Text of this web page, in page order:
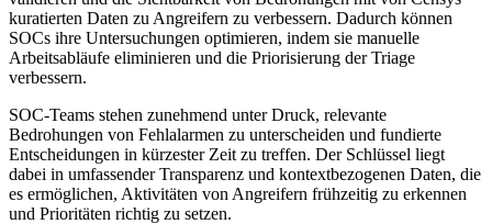
kuratierten Daten zu Angreifern zu verbessern. Dadurch können
SOCs ihre Untersuchungen optimieren, indem sie manuelle
Arbeitsabläufe eliminieren und die Priorisierung der Triage
verbessern.
SOC-Teams stehen zunehmend unter Druck, relevante
Bedrohungen von Fehlalarmen zu unterscheiden und fundierte
Entscheidungen in kürzester Zeit zu treffen. Der Schlüssel liegt
dabei in umfassender Transparenz und kontextbezogenen Daten, die
es ermöglichen, Aktivitäten von Angreifern frühzeitig zu erkennen
und Prioritäten richtig zu setzen.